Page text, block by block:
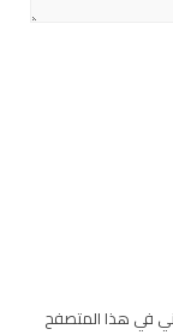
في هذا المتصفح